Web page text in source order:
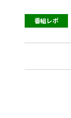
番組レポ